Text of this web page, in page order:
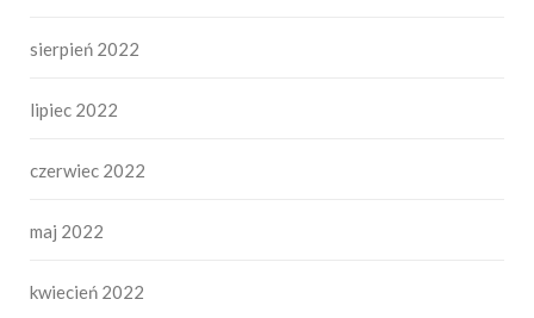
sierpień 2022
lipiec 2022
czerwiec 2022
maj 2022
kwiecień 2022